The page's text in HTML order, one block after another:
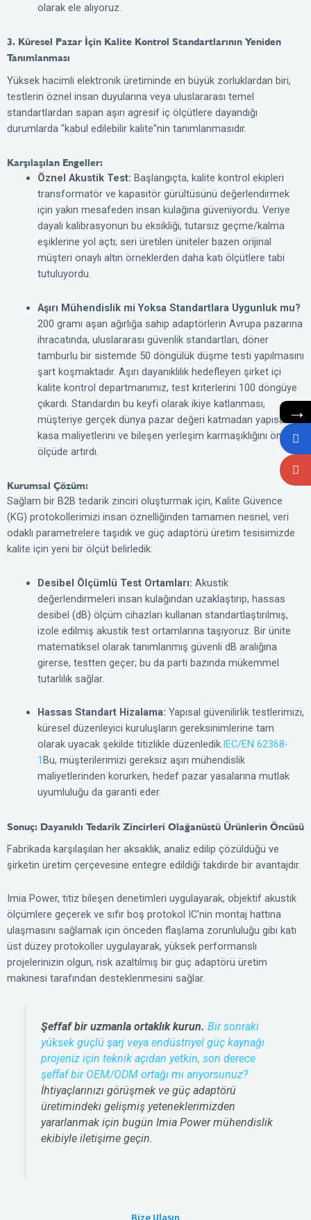
olarak ele alıyoruz.
3. Küresel Pazar İçin Kalite Kontrol Standartlarının Yeniden
Tanımlanması
Yüksek hacimli elektronik üretiminde en büyük zorluklardan biri,
testlerin öznel insan duyularına veya uluslararası temel
standartlardan sapan aşırı agresif iç ölçütlere dayandığı
durumlarda "kabul edilebilir kalite"nin tanımlanmasıdır.
Karşılaşılan Engeller:
Öznel Akustik Test: Başlangıçta, kalite kontrol ekipleri
transformatör ve kapasitör gürültüsünü değerlendirmek
için yakın mesafeden insan kulağına güveniyordu. Veriye
dayalı kalibrasyonun bu eksikliği, tutarsız geçme/kalma
eşiklerine yol açtı; seri üretilen üniteler bazen orijinal
müşteri onaylı altın örneklerden daha katı ölçütlere tabi
tutuluyordu.
Aşırı Mühendislik mi Yoksa Standartlara Uygunluk mu?
200 gramı aşan ağırlığa sahip adaptörlerin Avrupa pazarına
ihracatında, uluslararası güvenlik standartları, döner
tamburlu bir sistemde 50 döngülük düşme testi yapılmasını
şart koşmaktadır. Aşırı dayanıklılık hedefleyen şirket içi
kalite kontrol departmanımız, test kriterlerini 100 döngüye
çıkardı. Standardın bu keyfi olarak ikiye katlanması,
müşteriye gerçek dünya pazar değeri katmadan yapısal
kasa maliyetlerini ve bileşen yerleşim karmaşıklığını önemli
ölçüde artırdı.
Kurumsal Çözüm:
Sağlam bir B2B tedarik zinciri oluşturmak için, Kalite Güvence
(KG) protokollerimizi insan öznelliğinden tamamen nesnel, veri
odaklı parametrelere taşıdık ve güç adaptörü üretim tesisimizde
kalite için yeni bir ölçüt belirledik:
Desibel Ölçümlü Test Ortamları: Akustik
değerlendirmeleri insan kulağından uzaklaştırıp, hassas
desibel (dB) ölçüm cihazları kullanan standartlaştırılmış,
izole edilmiş akustik test ortamlarına taşıyoruz. Bir ünite
matematiksel olarak tanımlanmış güvenli dB aralığına
girerse, testten geçer; bu da parti bazında mükemmel
tutarlılık sağlar.
Hassas Standart Hizalama: Yapısal güvenilirlik testlerimizi,
küresel düzenleyici kuruluşların gereksinimlerine tam
olarak uyacak şekilde titizlikle düzenledik.IEC/EN 62368-
1Bu, müşterilerimizi gereksiz aşırı mühendislik
maliyetlerinden korurken, hedef pazar yasalarına mutlak
uyumluluğu da garanti eder.
Sonuç: Dayanıklı Tedarik Zincirleri Olağanüstü Ürünlerin Öncüsü
Fabrikada karşılaşılan her aksaklık, analiz edilip çözüldüğü ve
şirketin üretim çerçevesine entegre edildiği takdirde bir avantajdır.
Imia Power, titiz bileşen denetimleri uygulayarak, objektif akustik
ölçümlere geçerek ve sıfır boş protokol IC'nin montaj hattına
ulaşmasını sağlamak için önceden flaşlama zorunluluğu gibi katı
üst düzey protokoller uygulayarak, yüksek performanslı
projelerinizin olgun, risk azaltılmış bir güç adaptörü üretim
makinesi tarafından desteklenmesini sağlar.
Şeffaf bir uzmanla ortaklık kurun. Bir sonraki
yüksek güçlü şarj veya endüstriyel güç kaynağı
projeniz için teknik açıdan yetkin, son derece
şeffaf bir OEM/ODM ortağı mı arıyorsunuz?
İhtiyaçlarınızı görüşmek ve güç adaptörü
üretimindeki gelişmiş yeteneklerimizden
yararlanmak için bugün Imia Power mühendislik
ekibiyle iletişime geçin.
Bize Ulaşın
→